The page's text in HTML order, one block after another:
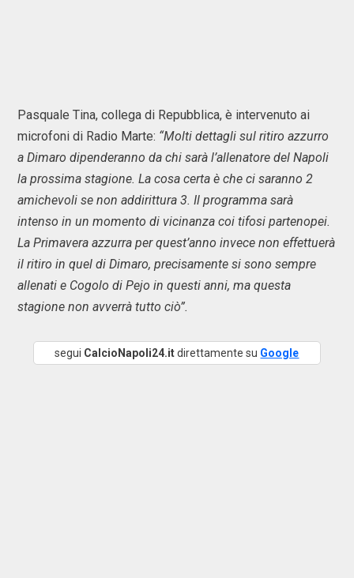
Pasquale Tina, collega di Repubblica, è intervenuto ai
microfoni di Radio Marte: “Molti dettagli sul ritiro azzurro
a Dimaro dipenderanno da chi sarà l’allenatore del Napoli
la prossima stagione. La cosa certa è che ci saranno 2
amichevoli se non addirittura 3. Il programma sarà
intenso in un momento di vicinanza coi tifosi partenopei.
La Primavera azzurra per quest’anno invece non effettuerà
il ritiro in quel di Dimaro, precisamente si sono sempre
allenati e Cogolo di Pejo in questi anni, ma questa
stagione non avverrà tutto ciò”.
segui CalcioNapoli24.itdirettamente su Google